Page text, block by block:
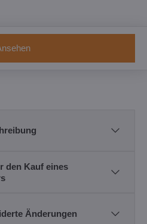
Ansehen
den Kauf eines
Änderungen